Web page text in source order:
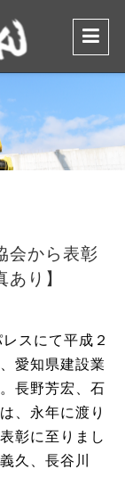
全国建設業協
会から表彰
り】
スにて平成２
愛知県建設業
長野芳宏、石
、永年に渡り
彰に至りまし
久、長谷川